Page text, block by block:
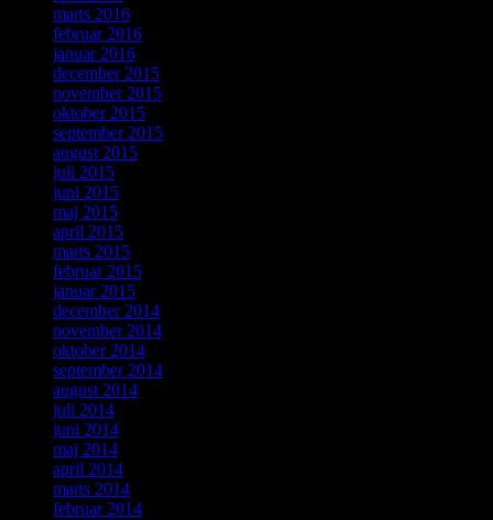
marts 2016
februar 2016
januar 2016
december 2015
november 2015
oktober 2015
september 2015
august 2015
juli 2015
juni 2015
maj 2015
april 2015
marts 2015
februar 2015
januar 2015
december 2014
november 2014
oktober 2014
september 2014
august 2014
juli 2014
juni 2014
maj 2014
april 2014
marts 2014
februar 2014